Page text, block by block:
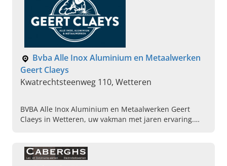
Bvba Alle Inox Aluminium en Metaalwerken
Geert Claeys
Kwatrechtsteenweg 110, Wetteren
BVBA Alle Inox Aluminium en Metaalwerken Geert
Claeys in Wetteren, uw vakman met jaren ervaring.